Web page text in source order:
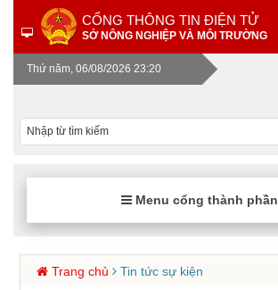
CỔNG THÔNG TIN ĐIỆN TỬ
SỞ NÔNG NGHIỆP VÀ MÔI TRƯỜNG
Thứ năm, 06/08/2026 23:20
Menu cổng thành phần
Trang chủ Tin tức sự kiện